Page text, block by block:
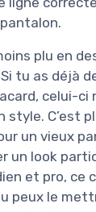
plu en
tu as déjà
celui-ci
C’est
un vieux
un look
et pro, ce
peux le